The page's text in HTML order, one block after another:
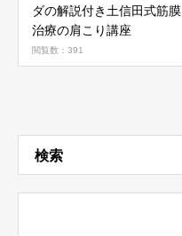
ダの解説付き土信田式筋膜
治療の肩こり講座
閲覧数：391
検索